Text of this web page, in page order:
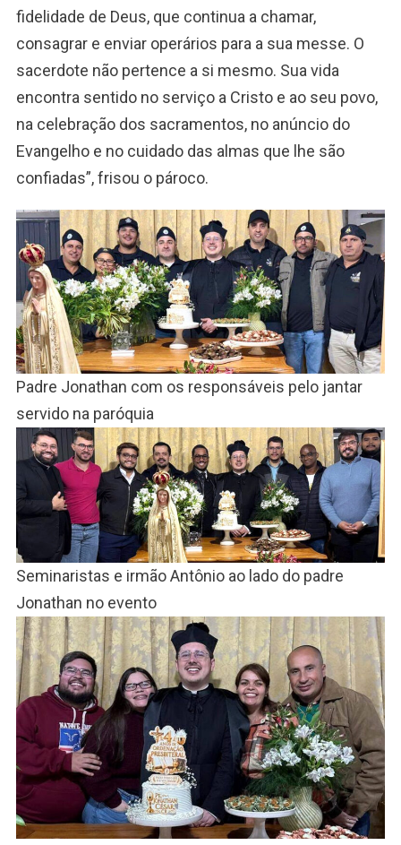
fidelidade de Deus, que continua a chamar,
consagrar e enviar operários para a sua messe. O
sacerdote não pertence a si mesmo. Sua vida
encontra sentido no serviço a Cristo e ao seu povo,
na celebração dos sacramentos, no anúncio do
Evangelho e no cuidado das almas que lhe são
confiadas”, frisou o pároco.
Padre Jonathan com os responsáveis pelo jantar
servido na paróquia
Seminaristas e irmão Antônio ao lado do padre
Jonathan no evento